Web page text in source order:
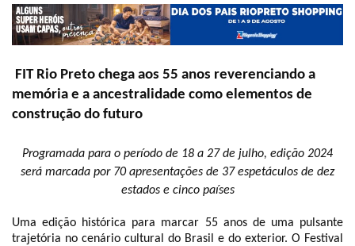
FIT Rio Preto chega aos 55 anos reverenciando a
memória e a ancestralidade como elementos de
construção do futuro
Programada para o período de 18 a 27 de julho, edição 2024
será marcada por 70 apresentações de 37 espetáculos de dez
estados e cinco países
Uma edição histórica para marcar 55 anos de uma pulsante
trajetória no cenário cultural do Brasil e do exterior. O Festival